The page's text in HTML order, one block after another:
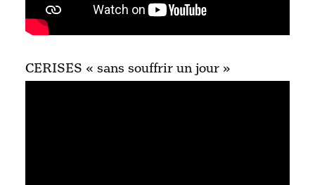
CERISES « sans souffrir un jour »